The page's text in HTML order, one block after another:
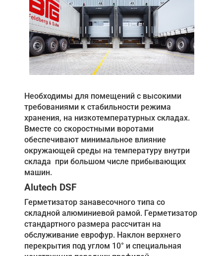
Необходимы для помещений с высокими
требованиями к стабильности режима
хранения, на низкотемпературных складах.
Вместе со скоростными воротами
обеспечивают минимальное влияние
окружающей среды на температуру внутри
склада при большом числе прибывающих
машин.
Alutech DSF
Герметизатор занавесочного типа со
складной алюминиевой рамой. Герметизатор
стандартного размера рассчитан на
обслуживание еврофур. Наклон верхнего
перекрытия под углом 10° и специальная